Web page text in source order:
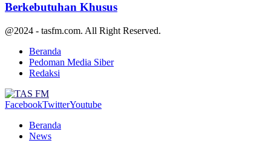
Berkebutuhan Khusus
@2024 - tasfm.com. All Right Reserved.
Beranda
Pedoman Media Siber
Redaksi
FacebookTwitterYoutube
Beranda
News